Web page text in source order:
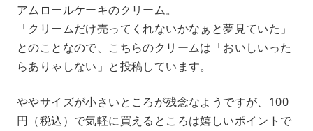
アムロールケーキのクリーム。
「クリームだけ売ってくれないかなぁと夢見ていた」
とのことなので、こちらのクリームは「おいしいった
らありゃしない」と投稿しています。
ややサイズが小さいところが残念なようですが、100
円（税込）で気軽に買えるところは嬉しいポイントで